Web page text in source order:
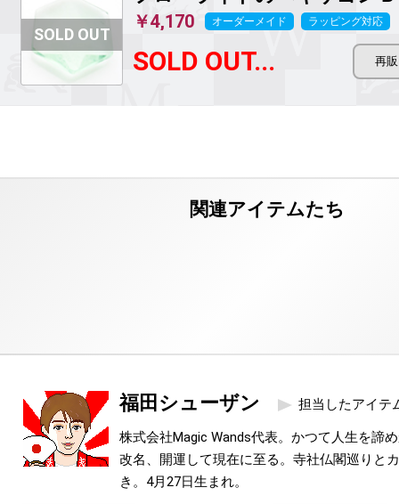
￥4,170 オーダーメイド ラッピング対応
SOLD OUT...
福田シューザン 担当したアイテ
株式会社Magic Wands代表。かつて人生を諦
改名、開運して現在に至る。寺社仏閣巡りと
き。4月27日生まれ。